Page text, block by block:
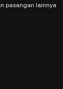
pasangan lainnya